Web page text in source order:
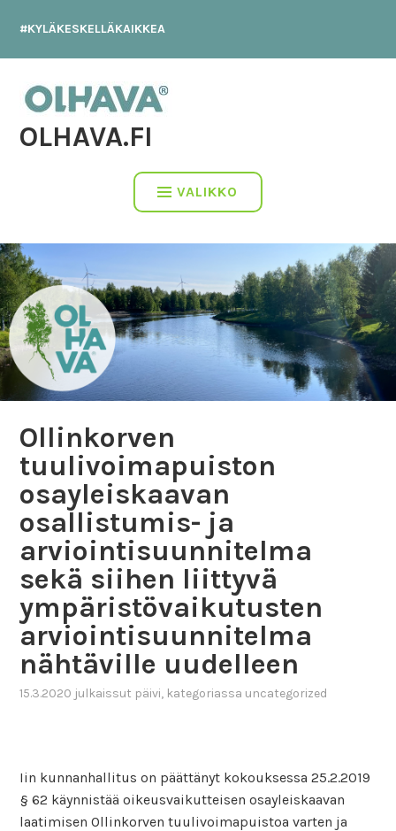
sisältöön
#KYLÄKESKELLÄKAIKKEA
OLHAVA.FI
VALIKKO
Ollinkorven
tuulivoimapuiston
osayleiskaavan
osallistumis- ja
arviointisuunnitelma
sekä siihen liittyvä
ympäristövaikutusten
arviointisuunnitelma
nähtäville uudelleen
15.3.2020 julkaissut päivi, kategoriassa uncategorized
Iin kunnanhallitus on päättänyt kokouksessa 25.2.2019
§ 62 käynnistää oikeusvaikutteisen osayleiskaavan
laatimisen Ollinkorven tuulivoimapuistoa varten ja